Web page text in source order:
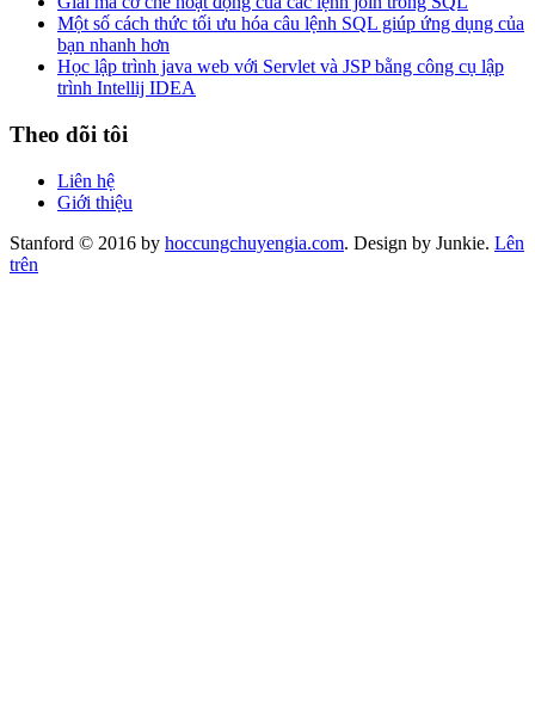
Một số cách thức tối ưu hóa câu lệnh SQL giúp ứng dụng của
bạn nhanh hơn
Học lập trình java web với Servlet và JSP bằng công cụ lập
trình Intellij IDEA
Theo dõi tôi
Liên hệ
Giới thiệu
Stanford © 2016 by hoccungchuyengia.com. Design by Junkie. Lên
trên